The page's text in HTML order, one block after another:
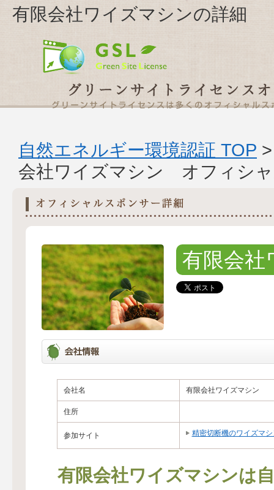
有限会社ワイズマシンの詳細
自然エネルギー環境認証 TOP
会社ワイズマシン オフィシ
有限会社
会社名 有限会社ワイズマシン
住所
参加サイト 精密切断機のワイズマシ
有限会社ワイズマシンは